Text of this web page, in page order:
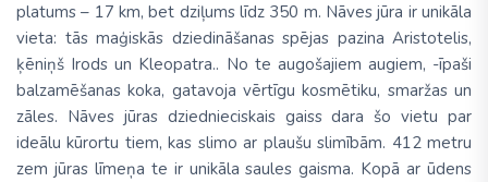
platums – 17 km, bet dziļums līdz 350 m. Nāves jūra ir unikāla
vieta: tās maģiskās dziedināšanas spējas pazina Aristotelis,
ķēniņš Irods un Kleopatra.. No te augošajiem augiem, -īpaši
balzamēšanas koka, gatavoja vērtīgu kosmētiku, smaržas un
zāles. Nāves jūras dziednieciskais gaiss dara šo vietu par
ideālu kūrortu tiem, kas slimo ar plaušu slimībām. 412 metru
zem jūras līmeņa te ir unikāla saules gaisma. Kopā ar ūdens